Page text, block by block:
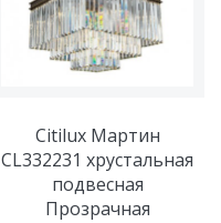
Citilux Мартин
CL332231 хрустальная
подвесная
Прозрачная